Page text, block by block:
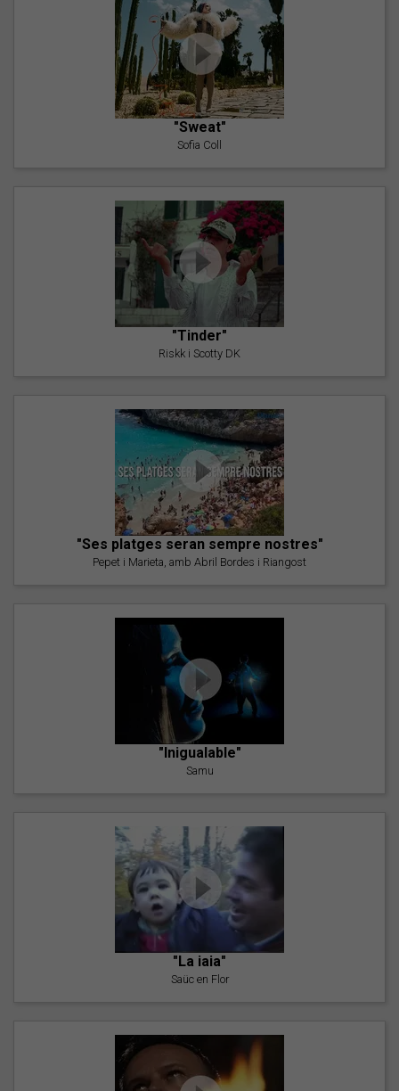
"Sweat"
Sofia Coll
"Tinder"
Riskk i Scotty DK
"Ses platges seran sempre nostres"
Pepet i Marieta, amb Abril Bordes i Riangost
"Inigualable"
Samu
"La iaia"
Saüc en Flor